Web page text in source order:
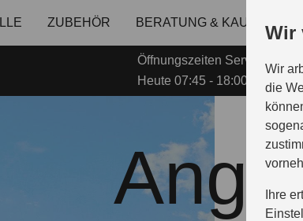
Wir
Wir
die
Ihre
ZUBEHÖR BERATUNG & KAUF
Öffnungszeiten Service:
Heute 07:45 - 18:00